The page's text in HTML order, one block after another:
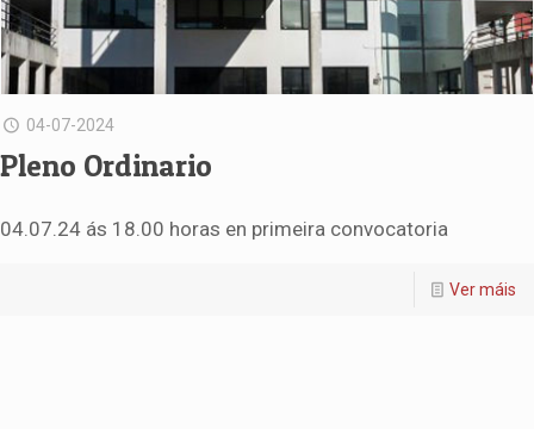
04-07-2024
Pleno Ordinario
04.07.24 ás 18.00 horas en primeira convocatoria
Ver máis